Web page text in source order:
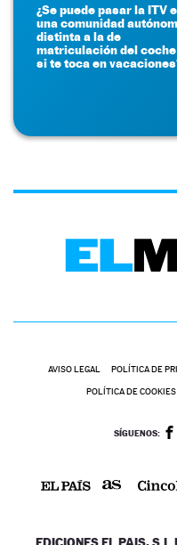
¿Se puede pasar la ITV
una comunidad
distinta a la de
matriculación del coche
si te toca en
AVISO LEGAL POLÍTICA DE
POLÍTICA DE COOKIES
SÍGUENOS: